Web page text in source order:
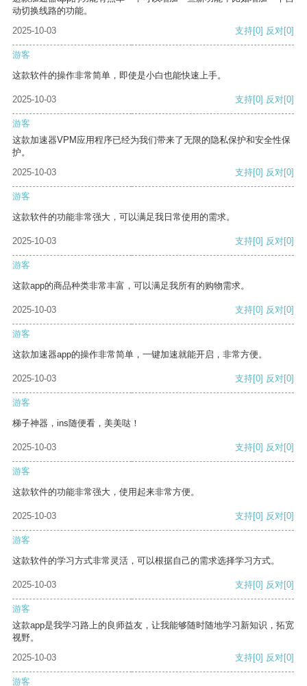
动切换线路的功能。
2025-10-03
支持[0] 反对[0]
游客
这款软件的操作非常简单，即使是小白也能快速上手。
2025-10-03 支持[0] 反对[0]
游客
这款加速器VPM应用程序已经为我们带来了无限的隐私保护和安全性保
护。
2025-10-03
支持[0] 反对[0]
游客
这款软件的功能非常强大，可以满足我日常使用的需求。
2025-10-03 支持[0] 反对[0]
游客
这款app的商品种类非常丰富，可以满足我所有的购物需求。
2025-10-03 支持[0] 反对[0]
游客
这款加速器app的操作非常简单，一键加速就能开启，非常方便。
2025-10-03 支持[0] 反对[0]
游客
梯子神器，ins随便看，美美哒！
2025-10-03 支持[0] 反对[0]
游客
这款软件的功能非常强大，使用起来非常方便。
2025-10-03 支持[0] 反对[0]
游客
这款软件的学习方式非常灵活，可以根据自己的需求选择学习方式。
2025-10-03 支持[0] 反对[0]
游客
这款app是我学习路上的良师益友，让我能够随时随地学习新知识，拓宽
视野。
2025-10-03
支持[0] 反对[0]
游客